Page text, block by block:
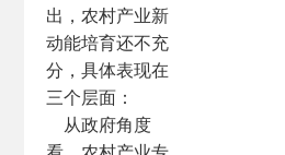
出，农村产业新
动能培育还不充
分，具体表现在
三个层面：
从政府角度